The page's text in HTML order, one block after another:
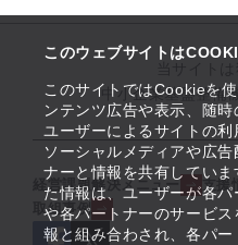
このウェブサイトは
このサイトではCookieを
ンテンツ広告や表示、随
ユーザーによるサイトの利
ソーシャルメディアや広
ナーと情報を共有してい
た情報は、ユーザーが各
や各パートナーのサービ
報と組み合わされ、各パ
中小企業基盤整備
経営課題解決メニュー 支援
取組事例